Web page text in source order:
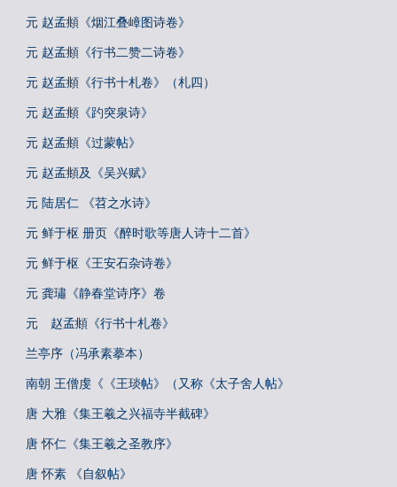
元 赵孟頫《烟江叠嶂图诗卷》
元 赵孟頫《行书二赞二诗卷》
元 赵孟頫《行书十札卷》（札四）
元 赵孟頫《趵突泉诗》
元 赵孟頫《过蒙帖》
元 赵孟頫及《吴兴赋》
元 陆居仁 《苕之水诗》
元 鲜于枢 册页《醉时歌等唐人诗十二首》
元 鲜于枢《王安石杂诗卷》
元 龚璛《静春堂诗序》卷
元 赵孟頫《行书十札卷》
兰亭序（冯承素摹本）
南朝 王僧虔《《王琰帖》（又称《太子舍人帖》
唐 大雅《集王羲之兴福寺半截碑》
唐 怀仁《集王羲之圣教序》
唐 怀素 《自叙帖》